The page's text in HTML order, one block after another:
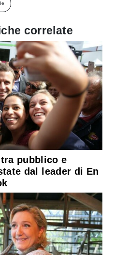
correlate
pubblico e
dal leader di En